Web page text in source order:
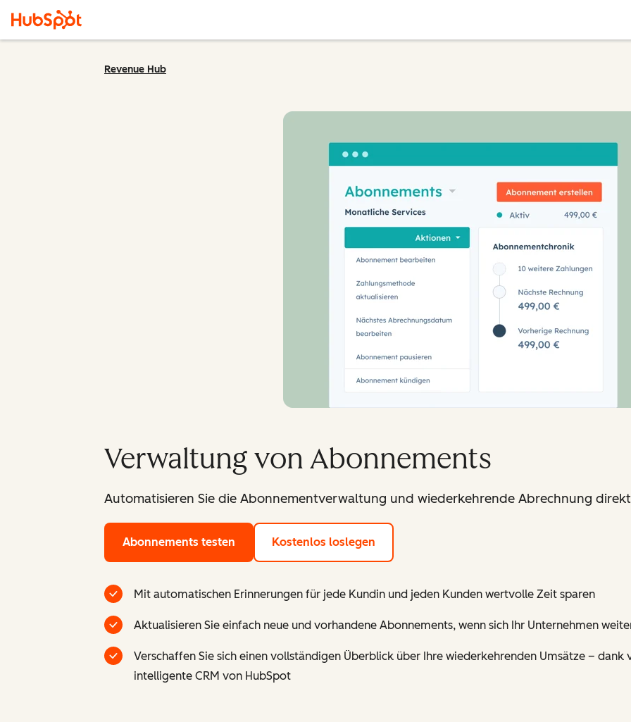
Revenue Hub
Verwaltung von Abonnements
Automatisieren Sie die Abonnementverwaltung und wiederkehrende Abrechnung
Abonnements testen Kostenlos loslegen
Mit automatischen Erinnerungen für jede Kundin und jeden Kunden wertvolle Zeit sparen
Aktualisieren Sie einfach neue und vorhandene Abonnements, wenn sich Ihr Unternehmen
Verschaffen Sie sich einen vollständigen Überblick über Ihre wiederkehrenden Umsätze –
intelligente CRM von HubSpot